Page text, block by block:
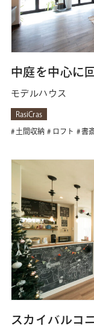
中庭を中心に
モデルハウス
RasiCras
土間収納 ロフト 書
スカイバルコ